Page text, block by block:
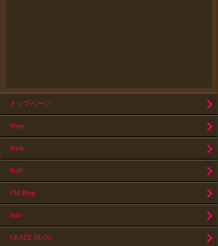
トップページ
Shop
Style
Staff
Old Blog
Info
CRAZE BLOG